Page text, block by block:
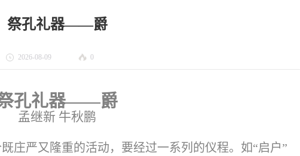
祭孔礼器——爵
2026-08-09 0
孔礼器——爵
孟继新 牛秋鹏
庄严又隆重的活动，要经过一系列的仪程。如“启户”